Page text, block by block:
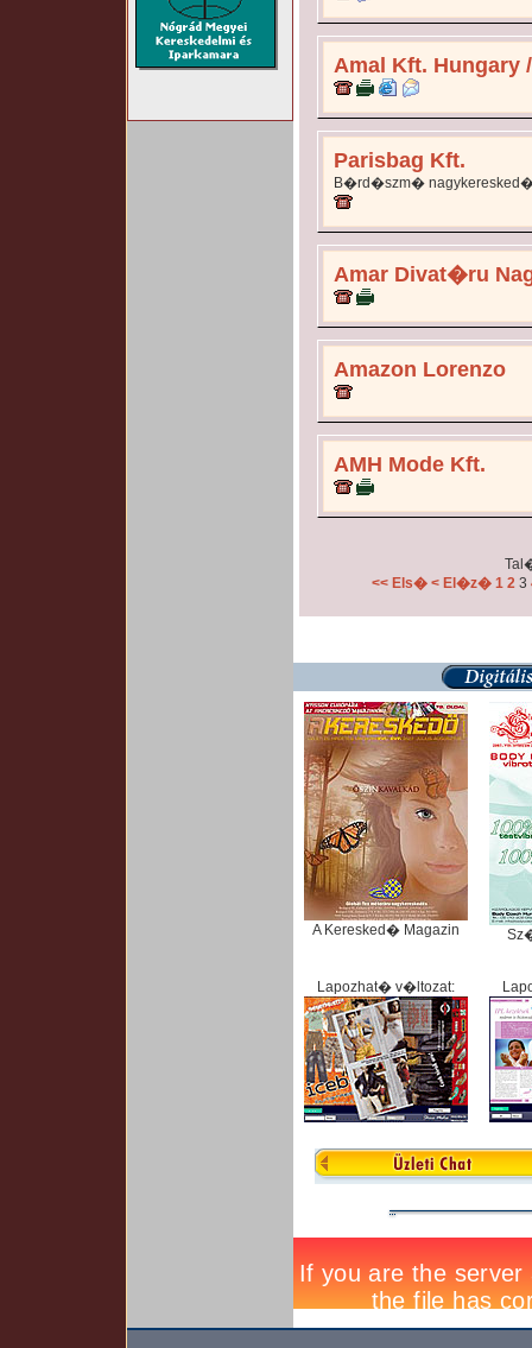
Amal Kft. Hungary
Parisbag Kft.
B�rd�szm�
Amar Divat�ru
Amazon Lorenzo
AMH Mode Kft.
<< Els� < El�z� 1 2 3
A Keresked� Magazin
Lapozhat� v�ltozat: